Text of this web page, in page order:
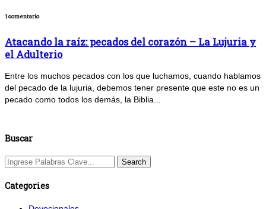
1 comentario
Atacando la raíz: pecados del corazón – La Lujuria y
el Adulterio
Entre los muchos pecados con los que luchamos, cuando hablamos
del pecado de la lujuria, debemos tener presente que este no es un
pecado como todos los demás, la Biblia...
Buscar
Categories